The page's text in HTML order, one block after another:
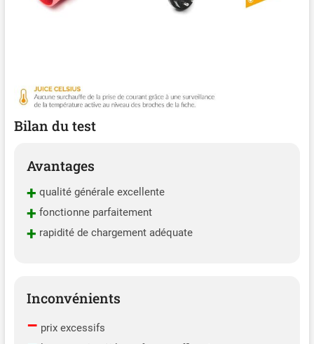
Bilan du test
Avantages
+ qualité générale excellente
+ fonctionne parfaitement
+ rapidité de chargement adéquate
Inconvénients
– prix excessifs